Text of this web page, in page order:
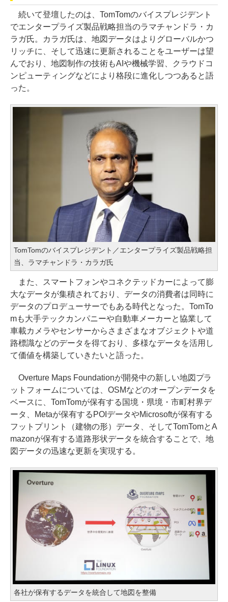
続いて登壇したのは、TomTomのバイスプレジデント
でエンタープライズ製品戦略担当のラマチャンドラ・カ
ラガ氏。カラガ氏は、地図データはよりグローバルかつ
リッチに、そして迅速に更新されることをユーザーは望
んでおり、地図制作の技術もAIや機械学習、クラウドコ
ンピューティングなどにより格段に進化しつつあると語
った。
TomTomのバイスプレジデント／エンタープライズ製品戦略担
当、ラマチャンドラ・カラガ氏
また、スマートフォンやコネクテッドカーによって膨
大なデータが集積されており、データの消費者は同時に
データのプロデューサーでもある時代となった。TomTo
mも大手テックカンパニーや自動車メーカーと協業して
車載カメラやセンサーからさまざまなオブジェクトや道
路標識などのデータを得ており、多様なデータを活用し
て価値を構築していきたいと語った。
Overture Maps Foundationが開発中の新しい地図プラ
ットフォームについては、OSMなどのオープンデータを
ベースに、TomTomが保有する国境・県境・市町村界デ
ータ、Metaが保有するPOIデータやMicrosoftが保有する
フットプリント（建物の形）データ、そしてTomTomとA
mazonが保有する道路形状データを統合することで、地
図データの迅速な更新を実現する。
各社が保有するデータを統合して地図を整備